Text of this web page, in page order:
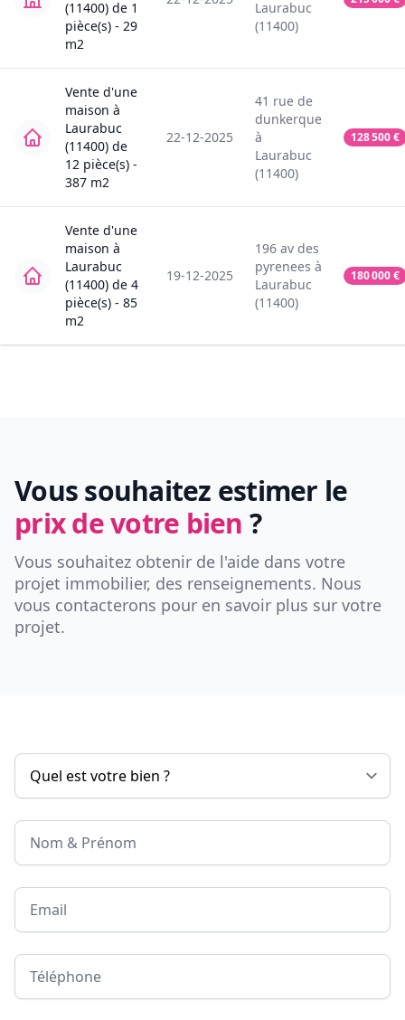
(11400) de 1
pièce(s) - 29
m2
Laurabuc
(11400)
Vente d'une
maison à
Laurabuc
(11400) de
12 pièce(s) -
387 m2
22-12-2025
41 rue de
dunkerque
à
Laurabuc
(11400)
128 500€
Vente d'une
maison à
Laurabuc
(11400) de 4
pièce(s) - 85
m2
19-12-2025
196 av des
pyrenees à
Laurabuc
(11400)
180 000€
Vous souhaitez estimer le
prix de votre bien ?
Vous souhaitez obtenir de l'aide dans votre
projet immobilier, des renseignements. Nous
vous contacterons pour en savoir plus sur votre
projet.
Nom & Prénom
Email
Téléphone